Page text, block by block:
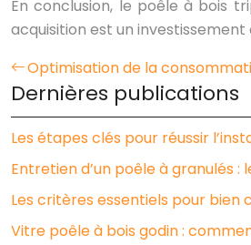
En conclusion, le poêle à bois
acquisition est un
Optimisation de la
Dernières publications
Les étapes clés pour réussir
Entretien d’un poêle à granulés :
Les critères essentiels pour bien
Vitre poêle à bois godin :